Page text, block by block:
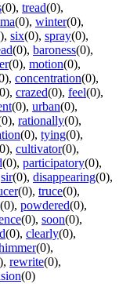
(0), tread(0),
(0), winter(0),
, six(0), spray(0),
(0), baroness(0),
(0), motion(0),
, concentration(0),
, crazed(0), feel(0),
(0), urban(0),
, rationally(0),
(0), tying(0),
, cultivator(0),
(0), participatory(0),
sir(0), disappearing(0),
(0), truce(0),
(0), powdered(0),
(0), soon(0),
(0), clearly(0),
(0),
, rewrite(0),
(0)